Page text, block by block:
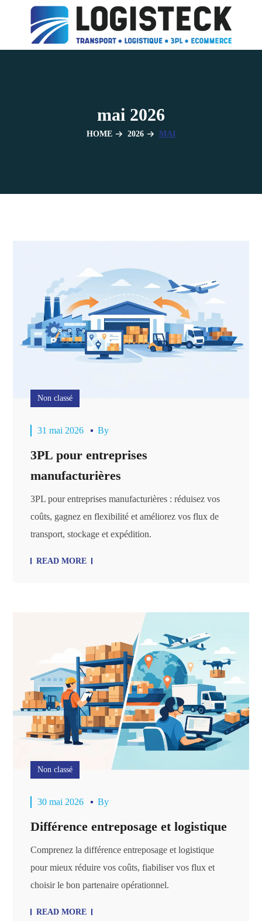
mai 2026
HOME 2026 MAI
Non classé
31 mai 2026 By
3PL pour entreprises
manufacturières
3PL pour entreprises manufacturières : réduisez vos
coûts, gagnez en flexibilité et améliorez vos flux de
transport, stockage et expédition.
READ MORE
Non classé
30 mai 2026 By
Différence entreposage et logistique
Comprenez la différence entreposage et logistique
pour mieux réduire vos coûts, fiabiliser vos flux et
choisir le bon partenaire opérationnel.
READ MORE